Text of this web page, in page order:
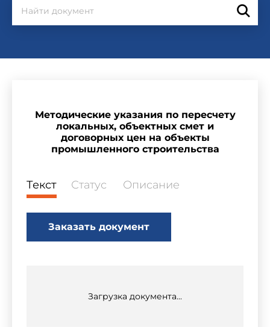
Методические указания по пересчету
локальных, объектных смет и
договорных цен на объекты
промышленного строительства
Текст Статус Описание
Заказать документ
Загрузка документа...